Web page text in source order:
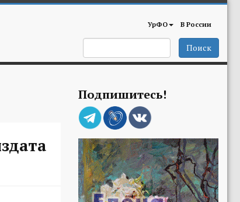
УрФО В России
Поиск
Подпишитесь!